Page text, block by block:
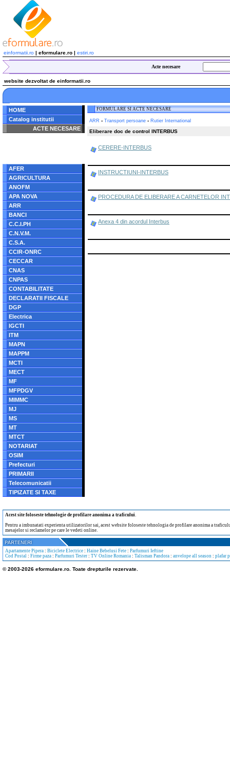
einformatii.ro | eformulare.ro | estiri.ro
Acte necesare
website dezvoltat de einformatii.ro
HOME
Catalog institutii
ACTE NECESARE
/home/eformulare.ro/public_html/navigare/stanga.php
AFER
AGRICULTURA
ANOFM
APA NOVA
ARR
BANCI
C.C.I.PH
C.N.V.M.
C.S.A.
CCIR-ONRC
CECCAR
CNAS
CNPAS
CONTABILITATE
DECLARATII FISCALE
DGP
Electrica
IGCTI
ITM
MAPN
MAPPM
MCTI
MECT
MF
MFPDGV
MIMMC
MJ
MS
MT
MTCT
NOTARIAT
OSIM
Prefecturi
PRIMARII
Telecomunicatii
TIPIZATE SI TAXE
FORMULARE SI ACTE NECESARE
ARR - Transport persoane - Rutier International
Eliberare doc de control INTERBUS
CERERE-INTERBUS
INSTRUCTIUNI-INTERBUS
PROCEDURA DE ELIBERARE A CARNETELOR
Anexa 4 din acordul Interbus
Acest site foloseste tehnologie de profilare anonima a traficului.
Pentru a imbunatati experienta utilizatorilor sai, acest website foloseste tehnologia de profilare anonima a
mesajelor si reclamelor pe care le vedeti online.
Apartamente Pipera : Biciclete Electrice : Haine Bebelusi Fete : Parfumuri Ieftine
Cod Postal : Firme paza : Parfumuri Tester : TV Online Romania : Talisman Pandora : anvelope all season : plafar
© 2003-2026 eformulare.ro. Toate drepturile rezervate.